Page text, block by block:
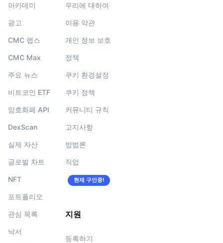
아카데미
광고
CMC 랩스
CMC Max
주요 뉴스
비트코인 ETF
암호화폐 API
DexScan
실제 자산
글로벌 차트
NFT
포트폴리오
관심 목록
낙서
우리에 대하여
이용 약관
개인 정보 보호
정책
쿠키 환경설정
쿠키 정책
커뮤니티 규칙
고지사항
방법론
직업
현재 구인중!
지원
등록하기